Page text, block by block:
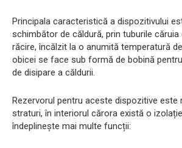
Principala caracteristică a dispozitivului
schimbător de căldură, prin tuburile căruia
răcire, încălzit la o anumită temperatură
obicei se face sub formă de bobină
de disipare a căldurii.
Rezervorul pentru aceste dispozitive este
straturi, în interiorul cărora există o
îndeplinește mai multe funcții: